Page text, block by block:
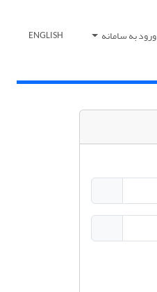
ورود به سامانه ENGLISH